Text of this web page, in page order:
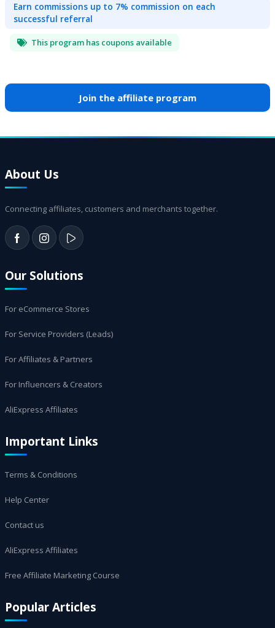
Earn commissions up to 7% commission on each
successful referral
This program has coupons available
Join the affiliate program
About Us
Connecting affiliates, customers and merchants together.
Our Solutions
For eCommerce Stores
For Service Providers (Leads)
For Affiliates & Partners
For Influencers & Creators
AliExpress Affiliates
Important Links
Terms & Conditions
Help Center
Contact us
AliExpress Affiliates
Free Affiliate Marketing Course
Popular Articles